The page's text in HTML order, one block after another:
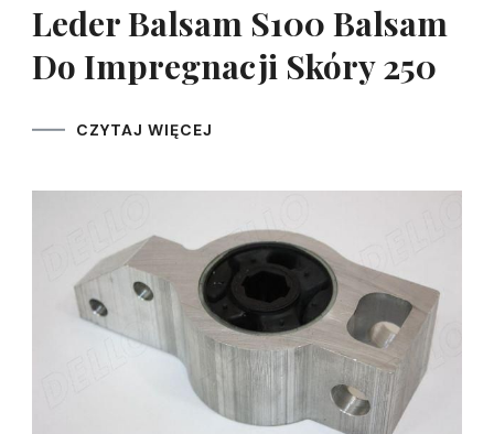
Leder Balsam S100 Balsam
Do Impregnacji Skóry 250
CZYTAJ WIĘCEJ